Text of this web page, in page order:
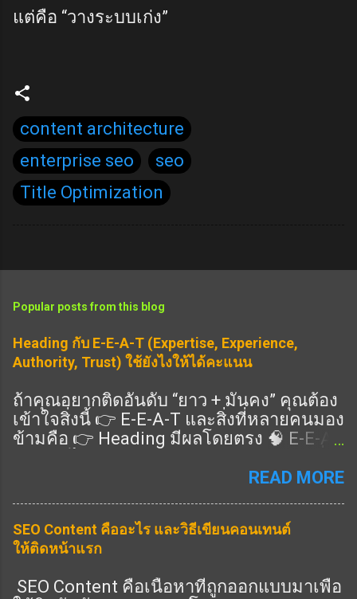
แต่คือ “วางระบบเก่ง”
content architecture
enterprise seo
seo
Title Optimization
Popular posts from this blog
Heading กับ E-E-A-T (Expertise, Experience,
Authority, Trust) ใช้ยังไงให้ได้คะแนน
ถ้าคุณอยากติดอันดับ “ยาว + มั่นคง” คุณต้อง
เข้าใจสิ่งนี้ 👉 E-E-A-T และสิ่งที่หลายคนมอง
ข้ามคือ 👉 Heading มีผลโดยตรง 🧠 E-E-A-
ว่าเนื้อหาคุณ: Expertise (ความเชี่ยวชาญ)
ครบ = อันดับดีขึ้น 🎯 Heading ช่วย E-E-A-T
ยังไง ✔️ 1. แสดง Expertise 👉 ใช้ Heading
หัวข้อ “ประสบการณ์จริง” ✔️ 3. แสดง
READ MORE
SEO Content คืออะไร และวิธีเขียนคอนเทนต์
ให้ติดหน้าแรก
SEO Content คือเนื้อหาที่ถูกออกแบบมาเพื่อ